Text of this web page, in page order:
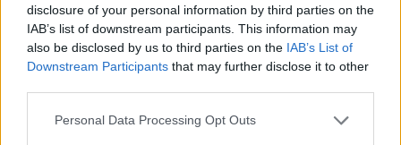
disclosure of your personal information by third parties on the
IAB’s list of downstream participants. This information may
also be disclosed by us to third parties on the IAB’s List of
Downstream Participants that may further disclose it to other
Please note that this website/app uses one or more Google
Personal Data Processing Opt Outs